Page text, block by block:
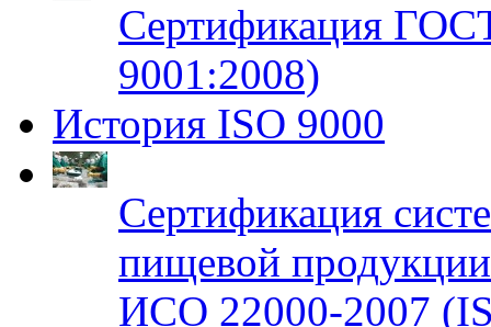
Сертификация
9001:2008)
История ISO 9000
Сертификация
пищевой
ИСО 22000-2007